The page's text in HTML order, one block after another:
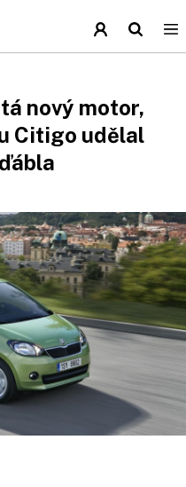
nový motor,
Citigo udělal